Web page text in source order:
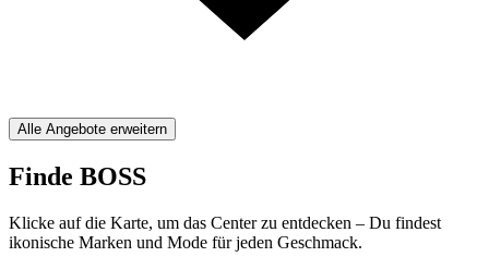
Alle Angebote erweitern
Finde BOSS
Klicke auf die Karte, um das Center zu entdecken – Du findest
ikonische Marken und Mode für jeden Geschmack.